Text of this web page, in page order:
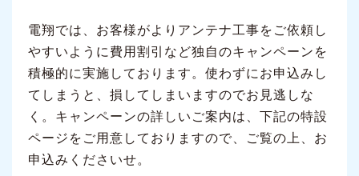
電翔では、お客様がよりアンテナ工事をご依頼し
やすいように費用割引など独自のキャンペーンを
積極的に実施しております。使わずにお申込みし
てしまうと、損してしまいますのでお見逃しな
く。キャンペーンの詳しいご案内は、下記の特設
ページをご用意しておりますので、ご覧の上、お
申込みくださいせ。